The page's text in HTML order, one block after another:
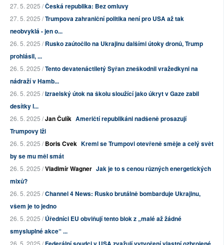
27. 5. 2025 /Česká republika: Bez omluvy
27. 5. 2025 /Trumpova zahraniční politika není pro USA až tak
neobvyklá - jen o...
26. 5. 2025 /Rusko zaútočilo na Ukrajinu dalšími útoky dronů, Trump
prohlásil, ...
26. 5. 2025 /Tento devatenáctiletý Syřan zneškodnil vražedkyni na
nádraží v Hamb...
26. 5. 2025 /Izraelský útok na školu sloužící jako úkryt v Gaze zabil
desítky l...
26. 5. 2025 /Jan Čulík Američtí republikáni nadšeně prosazují
Trumpovy lži
26. 5. 2025 /Boris Cvek Kreml se Trumpovi otevřeně směje a celý svět
by se mu měl smát
26. 5. 2025 /Vladimír Wagner Jak je to s cenou různých energetických
mixů?
26. 5. 2025 /Channel 4 News: Rusko brutálně bombarduje Ukrajinu,
všem je to jedno
26. 5. 2025 /Úředníci EU obviňují tento blok z „malé až žádné
smysluplné akce“ ...